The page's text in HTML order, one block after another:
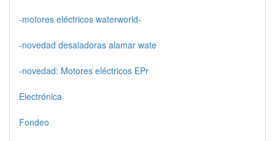
-motores eléctricos waterworld-
-novedad desaladoras alamar wate
-novedad: Motores eléctricos EPr
Electrónica
Fondeo